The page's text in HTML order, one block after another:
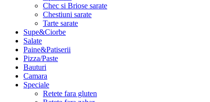
Chec si Briose sarate
Chestiuni sarate
Tarte sarate
Supe&Ciorbe
Salate
Paine&Patiserii
Pizza/Paste
Bauturi
Camara
Speciale
Retete fara gluten